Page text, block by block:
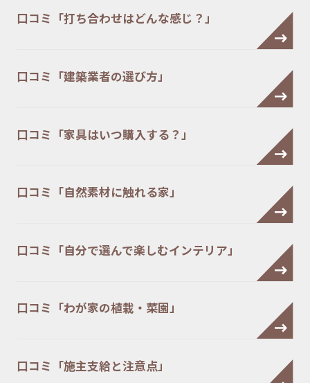
口コミ「打ち合わせはどんな感じ？」
口コミ「建築業者の選び方」
口コミ「家具はいつ購入する？」
口コミ「自然素材に触れる家」
口コミ「自分で選んで楽しむインテリア」
口コミ「わが家の植栽・菜園」
口コミ「施主支給と注意点」